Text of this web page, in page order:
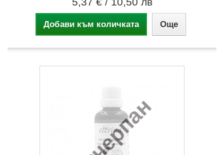
Добави към количката Още